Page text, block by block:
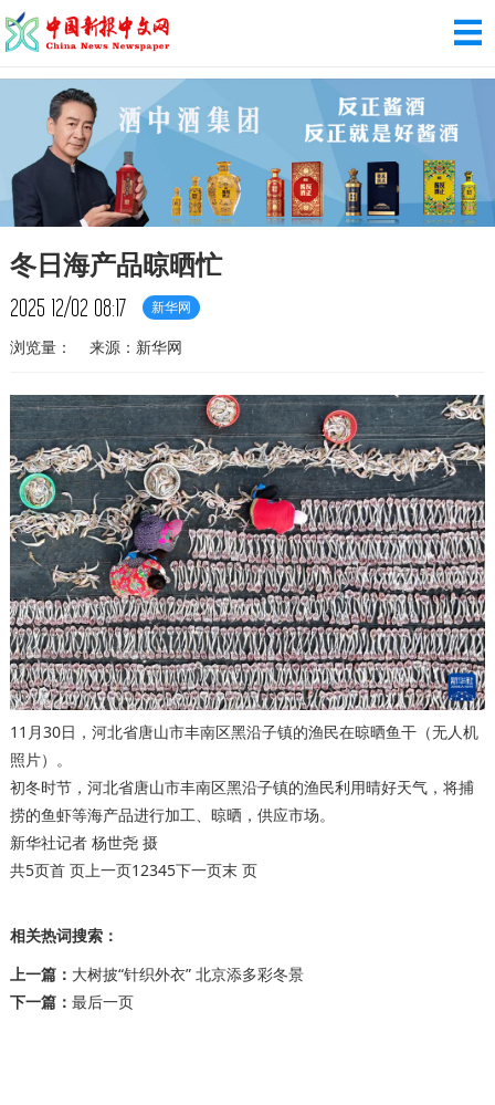
冬日海产品晾晒忙
2025 12/02 08:17 新华网
浏览量： 来源：新华网
11月30日，河北省唐山市丰南区黑沿子镇的渔民在晾晒鱼干（无人机
照片）。
初冬时节，河北省唐山市丰南区黑沿子镇的渔民利用晴好天气，将捕
捞的鱼虾等海产品进行加工、晾晒，供应市场。
新华社记者 杨世尧 摄
共5页首 页上一页12345下一页末 页
相关热词搜索：
上一篇： 大树披“针织外衣” 北京添多彩冬景
下一篇： 最后一页